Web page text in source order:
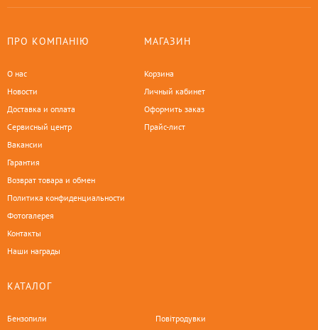
ПРО КОМПАНІЮ
О нас
Новости
Доставка и оплата
Сервисный центр
Вакансии
Гарантия
Возврат товара и обмен
Политика конфиденциальности
Фотогалерея
Контакты
Наши награды
МАГАЗИН
Корзина
Личный кабинет
Оформить заказ
Прайс-лист
КАТАЛОГ
Бензопили
Повітродувки